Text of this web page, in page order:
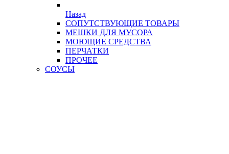
Назад
СОПУТСТВУЮЩИЕ ТОВАРЫ
МЕШКИ ДЛЯ МУСОРА
МОЮЩИЕ СРЕДСТВА
ПЕРЧАТКИ
ПРОЧЕЕ
СОУСЫ